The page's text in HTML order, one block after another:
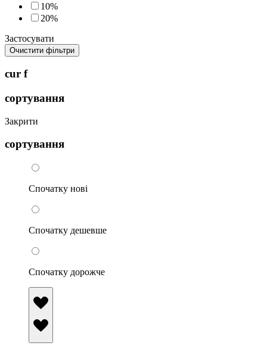
10%
20%
Застосувати
Очистити фільтри
cur f
сортування
Закрити
сортування
Спочатку нові
Спочатку дешевше
Спочатку дорожче